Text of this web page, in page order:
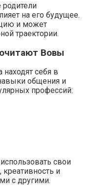
на его будущее.
и может
траектории.
Вовы
себя в
общения и
профессий:
свои
и
с другими.